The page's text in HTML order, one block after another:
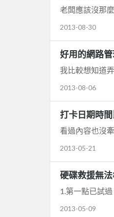
老闆應該沒那
2013-08-30
好用的網路
我比較想知道
2013-08-06
打卡日期時
看過內容也沒
2013-05-21
硬碟救援無
2013-05-09